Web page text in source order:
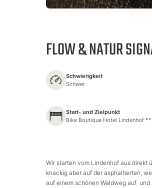
FLOW & NATUR
Schwierigkeit
Schwer
Start- und Zielpunkt
Bike Boutique Hotel Lindenhof
Wir starten vom Lindenhof aus direkt
knackig aber auf der asphaltierten,
auf einem schönen Waldweg auf und